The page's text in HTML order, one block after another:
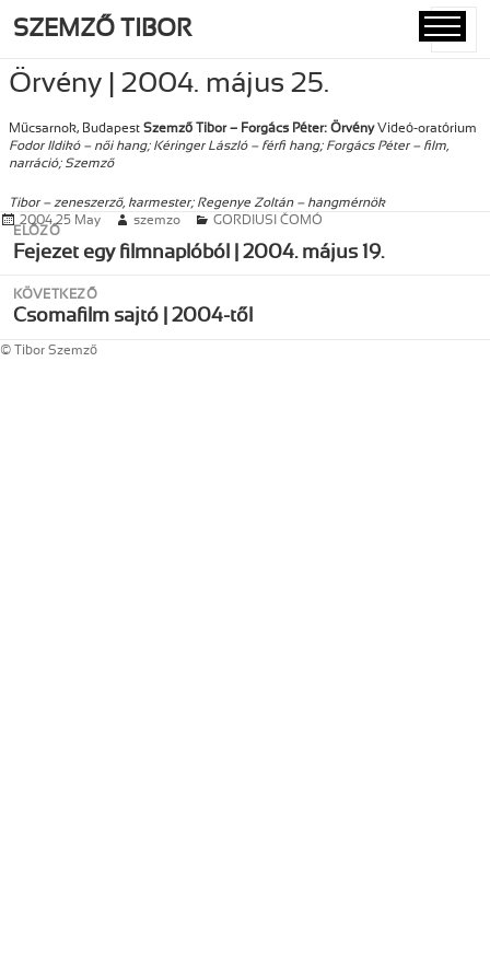
SZEMZŐ TIBOR
Örvény | 2004. május 25.
Műcsarnok, Budapest Szemző Tibor – Forgács Péter: ÖrvényVideó-oratórium
Fodor Ildikó – női hang; Kéringer László – férfi hang; Forgács Péter – film,
narráció; Szemző
Tibor – zeneszerző, karmester; Regenye Zoltán – hangmérnök
Közzétéve
2004 25 May Szerző
szemzo Kategória
GORDIUSI ČOMÓ
Post
navigation
ELŐZŐ
Korábbi
bejegyzések:
Fejezet egy filmnaplóból | 2004. május 19.
KÖVETKEZŐ
Következő
Csomafilm sajtó | 2004-től
© Tibor Szemző